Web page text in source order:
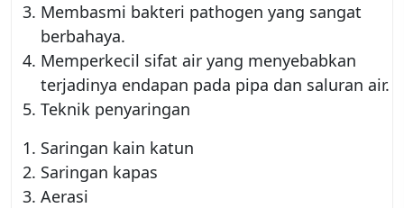
Membasmi bakteri pathogen yang sangat
berbahaya.
Memperkecil sifat air yang menyebabkan
terjadinya endapan pada pipa dan saluran air.
Teknik penyaringan
Saringan kain katun
Saringan kapas
Aerasi